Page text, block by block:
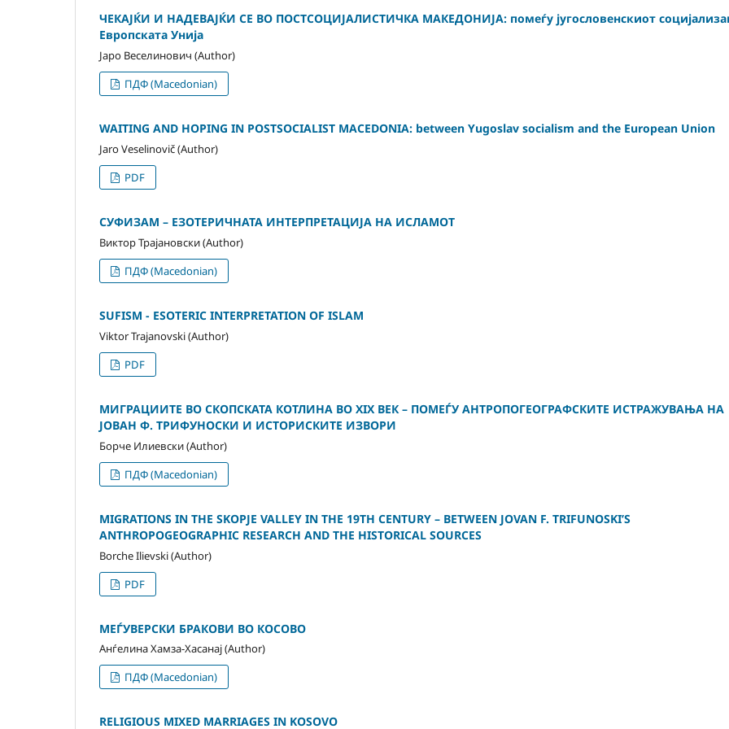
ЧЕКАЈЌИ И НАДЕВАЈЌИ СЕ ВО ПОСТСОЦИЈАЛИСТИЧКА МАКЕДОНИЈА: помеѓу југословенскиот
Европската Унија
Јаро Веселинович (Author)
ПДФ (Macedonian)
WAITING AND HOPING IN POSTSOCIALIST MACEDONIA: between Yugoslav socialism and the European Union
Jaro Veselinovič (Author)
PDF
СУФИЗАМ – ЕЗОТЕРИЧНАТА ИНТЕРПРЕТАЦИЈА НА ИСЛАМОТ
Виктор Трајановски (Author)
ПДФ (Macedonian)
SUFISM - ESOTERIC INTERPRETATION OF ISLAM
Viktor Trajanovski (Author)
PDF
МИГРАЦИИТЕ ВО СКОПСКАТА КОТЛИНА ВО XIX ВЕК – ПОМЕЃУ АНТРОПОГЕОГРАФСКИТЕ ИСТРАЖУВАЊА НА
ЈОВАН Ф. ТРИФУНОСКИ И ИСТОРИСКИТЕ ИЗВОРИ
Борче Илиевски (Author)
ПДФ (Macedonian)
MIGRATIONS IN THE SKOPJE VALLEY IN THE 19TH CENTURY – BETWEEN JOVAN F. TRIFUNOSKI’S
ANTHROPOGEOGRAPHIC RESEARCH AND THE HISTORICAL SOURCES
Borche Ilievski (Author)
PDF
МЕЃУВЕРСКИ БРАКОВИ ВО КОСОВО
Анѓелина Хамза-Хасанај (Author)
ПДФ (Macedonian)
RELIGIOUS MIXED MARRIAGES IN KOSOVO